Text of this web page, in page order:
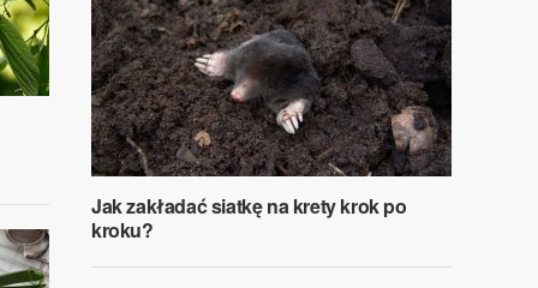
Jak zakładać siatkę na krety krok po
kroku?